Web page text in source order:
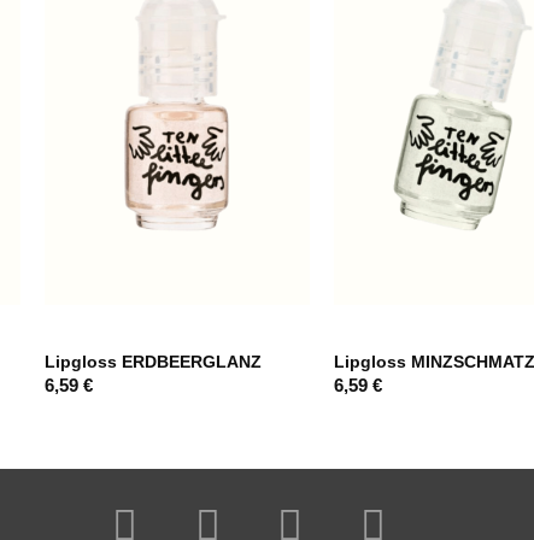
Lipgloss ERDBEERGLANZ
6,59 €
Lipgloss
6,59 €